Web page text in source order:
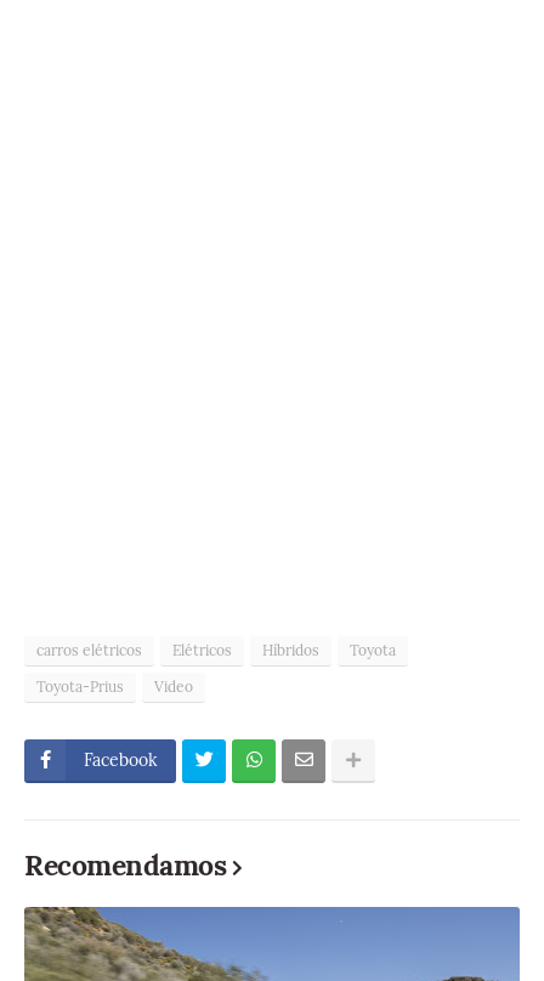
carros elétricos Elétricos Híbridos
Toyota
Toyota-Prius
Video
Facebook
Recomendamos